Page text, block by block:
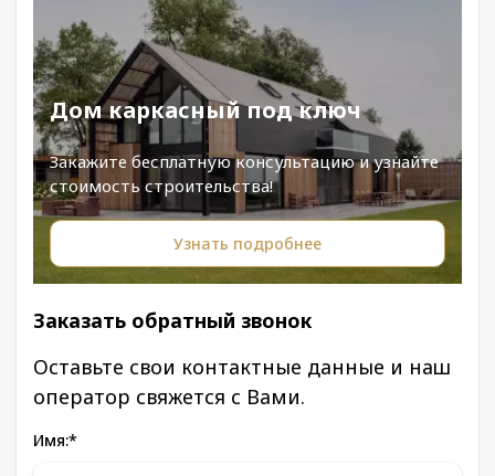
Дом каркасный под ключ
Закажите бесплатную консультацию и узнайте
стоимость строительства!
Узнать подробнее
Заказать обратный звонок
Оставьте свои контактные данные и наш
оператор свяжется с Вами.
Имя:*